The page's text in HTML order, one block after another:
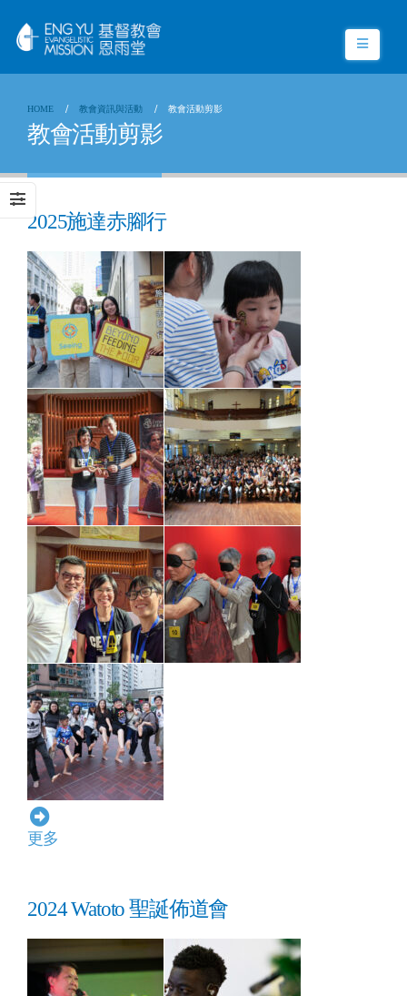
HOME 教會資訊與活動 教會活動剪影
教會活動剪影
2025施達赤腳行
更多
2024 Watoto 聖誕佈道會